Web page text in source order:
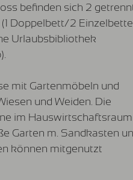
befinden sich 2
Doppelbett/2
Urlaubsbibliothek
mit Gartenmöbeln und
und Weiden. Die
im Hauswirtschaftsraum
Garten m. Sandkasten
können mitgenutzt